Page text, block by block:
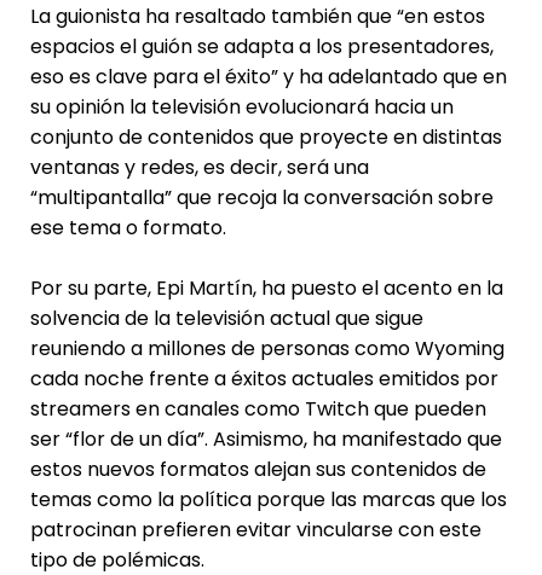
La guionista ha resaltado también que “en estos
espacios el guión se adapta a los presentadores,
eso es clave para el éxito” y ha adelantado que en
su opinión la televisión evolucionará hacia un
conjunto de contenidos que proyecte en distintas
ventanas y redes, es decir, será una
“multipantalla” que recoja la conversación sobre
ese tema o formato.
Por su parte, Epi Martín, ha puesto el acento en la
solvencia de la televisión actual que sigue
reuniendo a millones de personas como Wyoming
cada noche frente a éxitos actuales emitidos por
streamers en canales como Twitch que pueden
ser “flor de un día”. Asimismo, ha manifestado que
estos nuevos formatos alejan sus contenidos de
temas como la política porque las marcas que los
patrocinan prefieren evitar vincularse con este
tipo de polémicas.